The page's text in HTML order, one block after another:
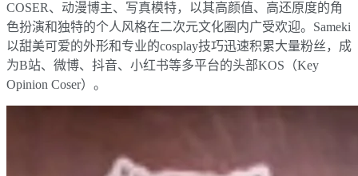
COSER、动漫博主、写真模特，以其高颜值、高还原度的角
色扮演和独特的个人风格在二次元文化圈内广受欢迎。Sameki
以甜美可爱的外形和专业的cosplay技巧迅速积累大量粉丝，成
为B站、微博、抖音、小红书等多平台的头部KOS（Key
Opinion Coser）。